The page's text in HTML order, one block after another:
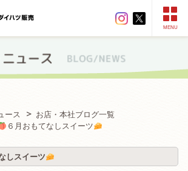
MENU
ース
お店・本社ブログ一覧
６月おもてなしスイーツ
しスイーツ